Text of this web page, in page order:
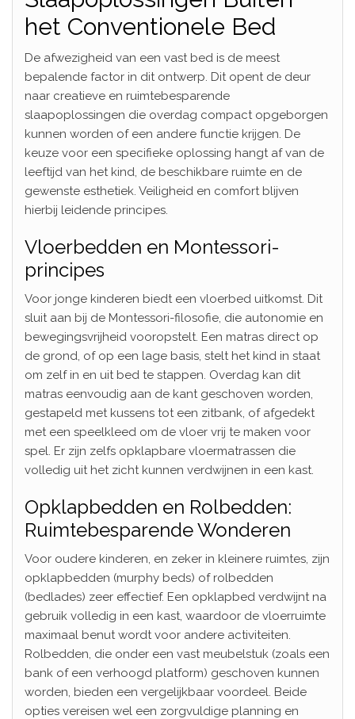
het Conventionele Bed
De afwezigheid van een vast bed is de meest
bepalende factor in dit ontwerp. Dit opent de deur
naar creatieve en ruimtebesparende
slaapoplossingen die overdag compact opgeborgen
kunnen worden of een andere functie krijgen. De
keuze voor een specifieke oplossing hangt af van de
leeftijd van het kind, de beschikbare ruimte en de
gewenste esthetiek. Veiligheid en comfort blijven
hierbij leidende principes.
Vloerbedden en Montessori-
principes
Voor jonge kinderen biedt een vloerbed uitkomst. Dit
sluit aan bij de Montessori-filosofie, die autonomie en
bewegingsvrijheid vooropstelt. Een matras direct op
de grond, of op een lage basis, stelt het kind in staat
om zelf in en uit bed te stappen. Overdag kan dit
matras eenvoudig aan de kant geschoven worden,
gestapeld met kussens tot een zitbank, of afgedekt
met een speelkleed om de vloer vrij te maken voor
spel. Er zijn zelfs opklapbare vloermatrassen die
volledig uit het zicht kunnen verdwijnen in een kast.
Opklapbedden en Rolbedden:
Ruimtebesparende Wonderen
Voor oudere kinderen, en zeker in kleinere ruimtes, zijn
opklapbedden (murphy beds) of rolbedden
(bedlades) zeer effectief. Een opklapbed verdwijnt na
gebruik volledig in een kast, waardoor de vloerruimte
maximaal benut wordt voor andere activiteiten.
Rolbedden, die onder een vast meubelstuk (zoals een
bank of een verhoogd platform) geschoven kunnen
worden, bieden een vergelijkbaar voordeel. Beide
opties vereisen wel een zorgvuldige planning en